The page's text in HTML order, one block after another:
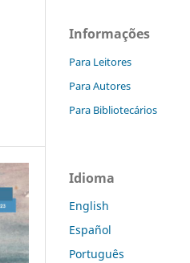
Informações
Para Leitores
Para Autores
Para Bibliotecários
Idioma
English
Español
Português